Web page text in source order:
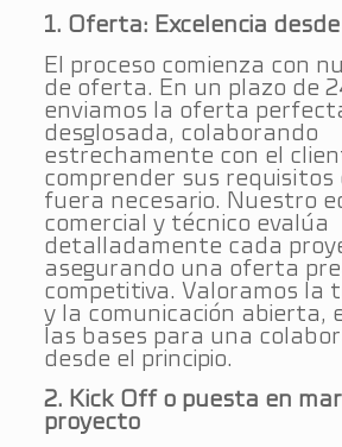
1. Oferta: Excelencia
El proceso comienza con
de oferta. En un plazo de
enviamos la oferta
desglosada, colaborando
estrechamente con el
comprender sus requisitos
fuera necesario. Nuestro
comercial y técnico evalúa
detalladamente cada
asegurando una oferta
competitiva. Valoramos la
y la comunicación abierta,
las bases para una
desde el principio.
2. Kick Off o puesta en
proyecto